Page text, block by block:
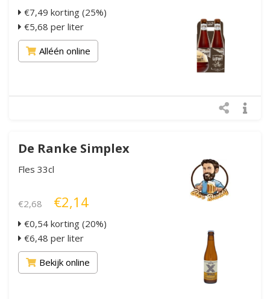
€7,49 korting (25%)
€5,68 per liter
Alléén online
De Ranke Simplex
Fles 33cl
€2,68 €2,14
€0,54 korting (20%)
€6,48 per liter
Bekijk online